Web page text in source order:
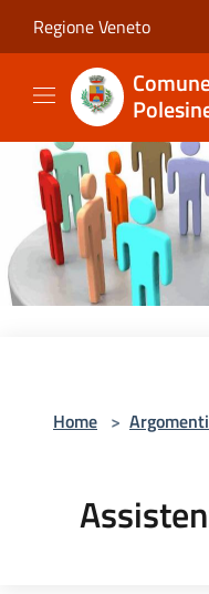
Regione Veneto
Home > Argomenti